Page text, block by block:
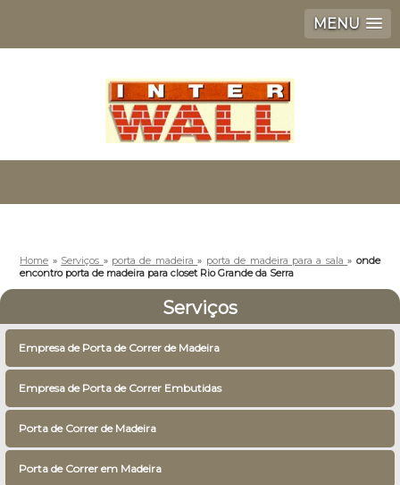
MENU
Home » Serviços » porta de madeira» porta de madeira para a sala» onde
encontro porta de madeira para closet Rio Grande da Serra
Serviços
Empresa de Porta de Correr de Madeira
Empresa de Porta de Correr Embutidas
Porta de Correr de Madeira
Porta de Correr em Madeira